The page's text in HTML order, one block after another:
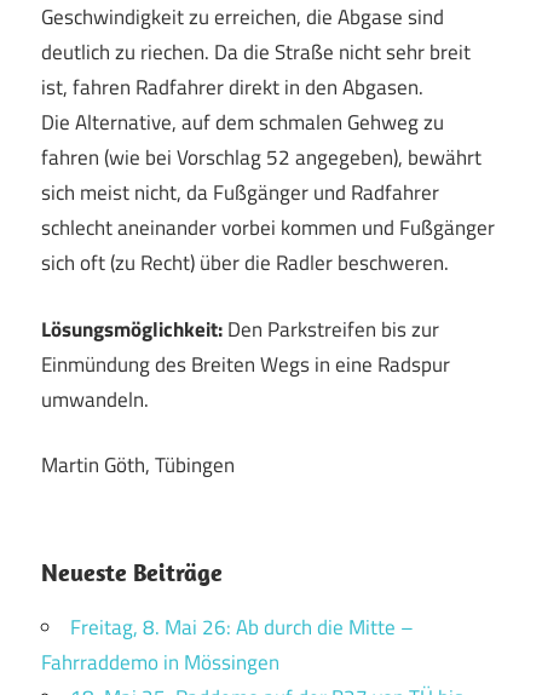
Geschwindigkeit zu erreichen, die Abgase sind
deutlich zu riechen. Da die Straße nicht sehr breit
ist, fahren Radfahrer direkt in den Abgasen.
Die Alternative, auf dem schmalen Gehweg zu
fahren (wie bei Vorschlag 52 angegeben), bewährt
sich meist nicht, da Fußgänger und Radfahrer
schlecht aneinander vorbei kommen und Fußgänger
sich oft (zu Recht) über die Radler beschweren.
Lösungsmöglichkeit:Den Parkstreifen bis zur
Einmündung des Breiten Wegs in eine Radspur
umwandeln.
Martin Göth, Tübingen
Neueste Beiträge
Freitag, 8. Mai 26: Ab durch die Mitte –
Fahrraddemo in Mössingen